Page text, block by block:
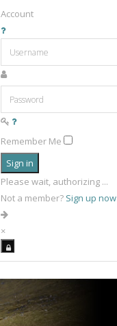
Account
Remember Me
Sign in
Please wait, authorizing ...
Not a member? Sign up now
×